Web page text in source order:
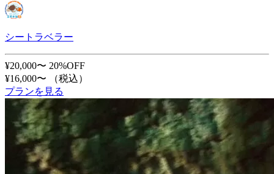
シートラベラー
¥20,000〜 20%OFF
¥16,000〜
（税込）
プランを見る